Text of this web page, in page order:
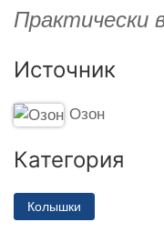
Практически
Источник
Озон
Категория
Колышки